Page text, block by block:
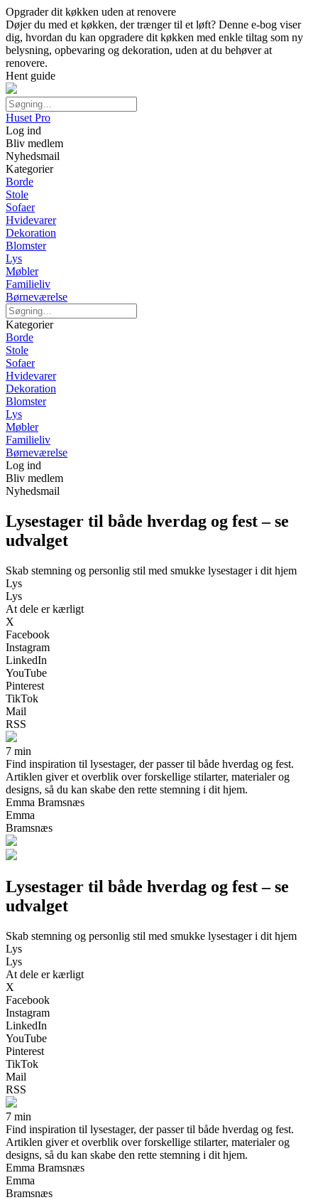
Opgrader dit køkken uden at renovere
Døjer du med et køkken, der trænger til et løft? Denne e-bog viser
dig, hvordan du kan opgradere dit køkken med enkle tiltag som ny
belysning, opbevaring og dekoration, uden at du behøver at
renovere.
Hent guide
Huset Pro
Log ind
Bliv medlem
Nyhedsmail
Kategorier
Borde
Stole
Sofaer
Hvidevarer
Dekoration
Blomster
Lys
Møbler
Familieliv
Børneværelse
Kategorier
Borde
Stole
Sofaer
Hvidevarer
Dekoration
Blomster
Lys
Møbler
Familieliv
Børneværelse
Log ind
Bliv medlem
Nyhedsmail
Lysestager til både hverdag og fest – se
udvalget
Skab stemning og personlig stil med smukke lysestager i dit hjem
Lys
Lys
At dele er kærligt
X
Facebook
Instagram
LinkedIn
YouTube
Pinterest
TikTok
Mail
RSS
7 min
Find inspiration til lysestager, der passer til både hverdag og fest.
Artiklen giver et overblik over forskellige stilarter, materialer og
designs, så du kan skabe den rette stemning i dit hjem.
Emma Bramsnæs
Emma
Bramsnæs
Lysestager til både hverdag og fest – se
udvalget
Skab stemning og personlig stil med smukke lysestager i dit hjem
Lys
Lys
At dele er kærligt
X
Facebook
Instagram
LinkedIn
YouTube
Pinterest
TikTok
Mail
RSS
7 min
Find inspiration til lysestager, der passer til både hverdag og fest.
Artiklen giver et overblik over forskellige stilarter, materialer og
designs, så du kan skabe den rette stemning i dit hjem.
Emma Bramsnæs
Emma
Bramsnæs